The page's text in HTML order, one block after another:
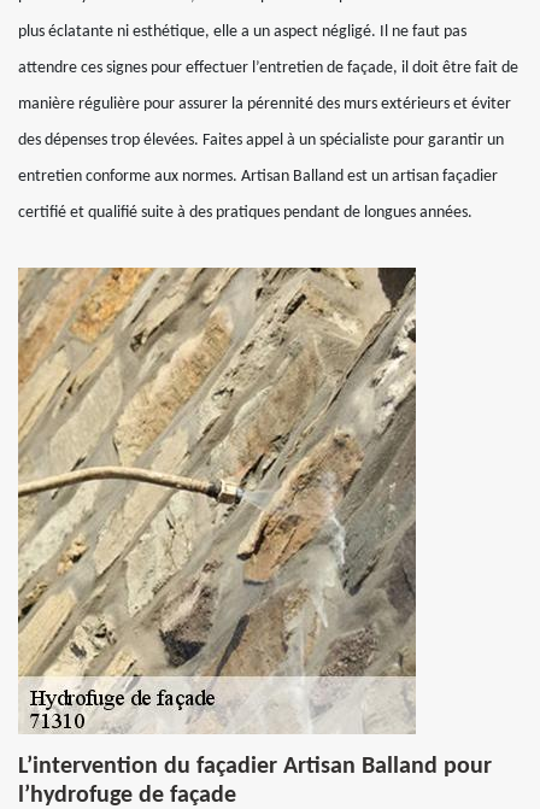
plus éclatante ni esthétique, elle a un aspect négligé. Il ne faut pas
attendre ces signes pour effectuer l’entretien de façade, il doit être fait de
manière régulière pour assurer la pérennité des murs extérieurs et éviter
des dépenses trop élevées. Faites appel à un spécialiste pour garantir un
entretien conforme aux normes. Artisan Balland est un artisan façadier
certifié et qualifié suite à des pratiques pendant de longues années.
L’intervention du façadier Artisan Balland pour
l’hydrofuge de façade